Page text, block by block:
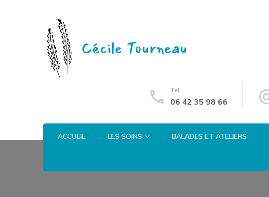
Cécile Tourneau
Tel
06 42 35 98 66
ACCUEIL LES SOINS BALADES ET ATELIERS